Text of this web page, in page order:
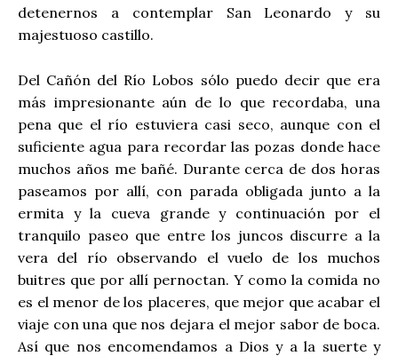
detenernos a contemplar San Leonardo y su
majestuoso castillo.
Del Cañón del Río Lobos sólo puedo decir que era
más impresionante aún de lo que recordaba, una
pena que el río estuviera casi seco, aunque con el
suficiente agua para recordar las pozas donde hace
muchos años me bañé. Durante cerca de dos horas
paseamos por allí, con parada obligada junto a la
ermita y la cueva grande y continuación por el
tranquilo paseo que entre los juncos discurre a la
vera del río observando el vuelo de los muchos
buitres que por allí pernoctan. Y como la comida no
es el menor de los placeres, que mejor que acabar el
viaje con una que nos dejara el mejor sabor de boca.
Así que nos encomendamos a Dios y a la suerte y